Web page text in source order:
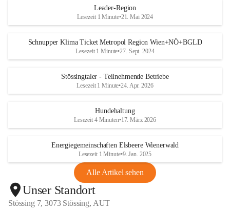
Leader-Region
Lesezeit 1 Minute•21. Mai 2024
Schnupper Klima Ticket Metropol Region Wien+NÖ+BGLD
Lesezeit 1 Minute•27. Sept. 2024
Stössingtaler - Teilnehmende Betriebe
Lesezeit 1 Minute•24. Apr. 2026
Hundehaltung
Lesezeit 4 Minuten•17. März 2026
Energiegemeinschaften Elsbeere Wienerwald
Lesezeit 1 Minute•9. Jan. 2025
Alle Artikel sehen
Unser Standort
Stössing 7, 3073 Stössing, AUT